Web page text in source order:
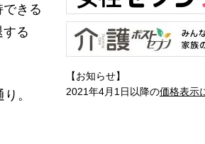
きる
る
。
【お知らせ】
2021年4月1日以降の価格表示